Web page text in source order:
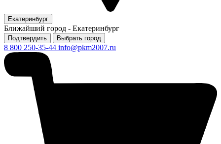
Екатеринбург
Ближайший город - Екатеринбург
Подтвердить Выбрать город
8 800 250-35-44 info@pkm2007.ru